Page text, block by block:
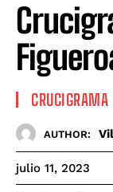
CRUCIGRAMA
AUTHOR:
julio 11, 2023